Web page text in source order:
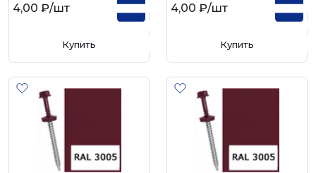
4,00 ₽/шт
Купить
4,00 ₽/шт
Купить